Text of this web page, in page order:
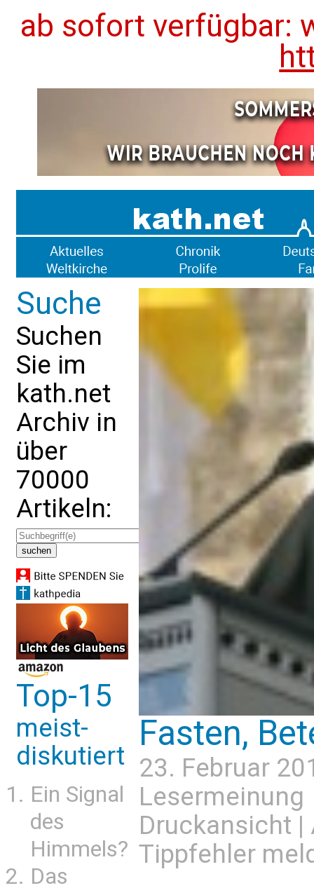
ab sofort verfügbar:
Suche
Suchen
Sie im
kath.net
Archiv in
über
70000
Artikeln:
Top-15
meist-
diskutiert
Ein Signal
des
Himmels?
Das
Fasten,
23. Februar
Lesermeinung
Druckansicht |
Tippfehler